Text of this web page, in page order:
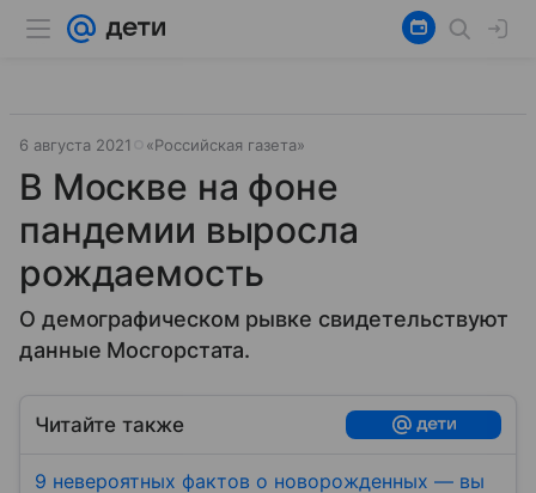
6 августа 2021 «Российская газета»
В Москве на фоне
пандемии выросла
рождаемость
О демографическом рывке свидетельствуют
данные Мосгорстата.
Читайте также
9 невероятных фактов о новорожденных — вы